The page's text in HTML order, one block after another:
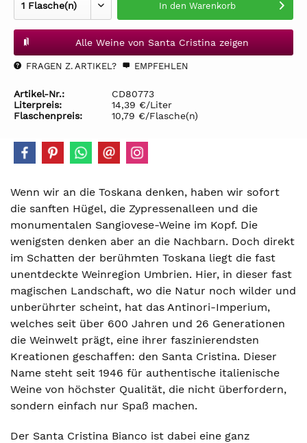
In den Warenkorb
Alle Weine von Santa Cristina zeigen
FRAGEN Z. ARTIKEL? EMPFEHLEN
Artikel-Nr.:
CD80773
Literpreis:
14,39 €/Liter
Flaschenpreis:
10,79 €/Flasche(n)
Wenn wir an die Toskana denken, haben wir sofort
die sanften Hügel, die Zypressenalleen und die
monumentalen Sangiovese-Weine im Kopf. Die
wenigsten denken aber an die Nachbarn. Doch direkt
im Schatten der berühmten Toskana liegt die fast
unentdeckte Weinregion Umbrien. Hier, in dieser fast
magischen Landschaft, wo die Natur noch wilder und
unberührter scheint, hat das Antinori-Imperium,
welches seit über 600 Jahren und 26 Generationen
die Weinwelt prägt, eine ihrer faszinierendsten
Kreationen geschaffen: den Santa Cristina. Dieser
Name steht seit 1946 für authentische italienische
Weine von höchster Qualität, die nicht überfordern,
sondern einfach nur Spaß machen.
Der Santa Cristina Bianco ist dabei eine ganz